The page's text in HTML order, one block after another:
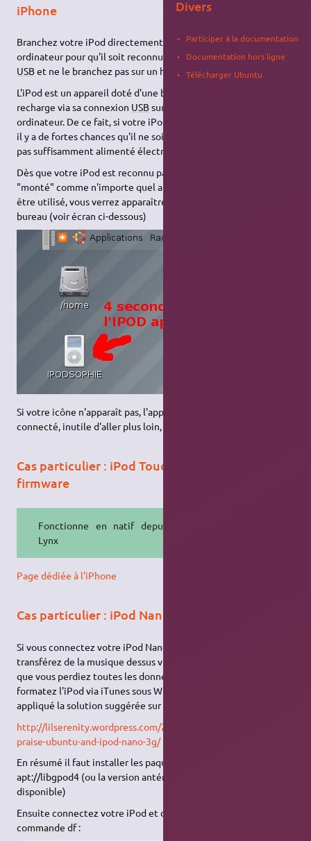
iPhone
Branchez votre iPod directement sur une priseUSBde votre
ordinateur pour qu'il soit reconnu ! N'utilisez pas de rallonge
USBet ne le branchez pas sur un hub USB.
L'iPod est un appareil doté d'une batterie interne qui se
recharge via sa connexion USBsur l'alimentation de votre
ordinateur. De ce fait, si votre iPod est branché sur un hub
il y a de fortes chances qu'il ne soit pas détecté car il ne sera
pas suffisamment alimenté électriquement.
Dès que votre iPod est reconnu par Ubuntu Linux, il est
"monté" comme n'importe quel autre périphérique
être utilisé, vous verrez apparaître une nouvelle icône sur votre
bureau (voir écran ci-dessous)
Si votre icône n'apparaît pas, l'appareil n'est pas correctement
connecté, inutile d'aller plus loin, reprenez les étapes ci-dessus.
Cas particulier : iPod Touch et iPhone tout
firmware
Fonctionne en natif depuis Lucid
Lynx
Page dédiée à l'iPhone
Cas particulier : iPod Nano 3G
Si vous connectez votre iPod Nano 3G directement et
transférez de la musique dessus via Rhythmbox, il est possible
que vous perdiez toutes les données. Seule solution après ça,
formatez l'iPod via iTunes sous Windows. Pour éviter ceci j'ai
appliqué la solution suggérée sur cette page.
http://lilserenity.wordpress.com/2007/12/22/virgin-mobile-
praise-ubuntu-and-ipod-nano-3g/
En résumé il faut installer les paquets apt://libgpod-dev et
apt://libgpod4 (ou la version antérieure 2 ou 3 si 4 n'est pas
disponible)
Ensuite connectez votre iPod et dans un terminal tapez la
commande df :
Divers
Participer à la documentation
Documentation hors ligne
Télécharger Ubuntu